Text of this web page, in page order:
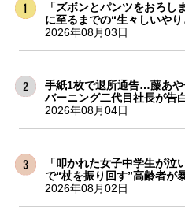
「ズボンとパンツをおろ
に至るまでの“生々しいや
2026年08月03日
手紙1枚で退所通告…藤あ
バーニング二代目社長が告
2026年08月04日
「叩かれた女子中学生が泣
で“杖を振り回す”高齢者が
2026年08月02日